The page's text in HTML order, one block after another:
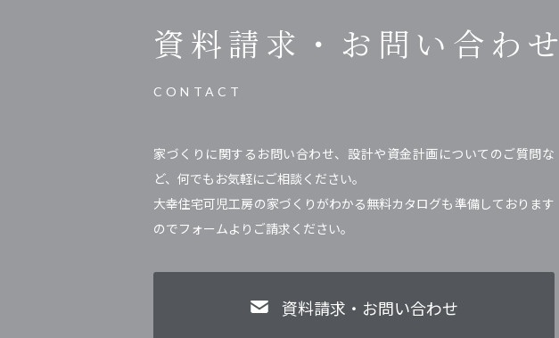
資料請求・ お問い合わせ
CONTACT
家づくりに関するお問い合わせ、設計や資金計画についてのご質問な
ど、何でもお気軽にご相談ください。
大幸住宅可児工房の家づくりがわかる無料カタログも準備しております
のでフォームよりご請求ください。
資料請求・お問い合わせ